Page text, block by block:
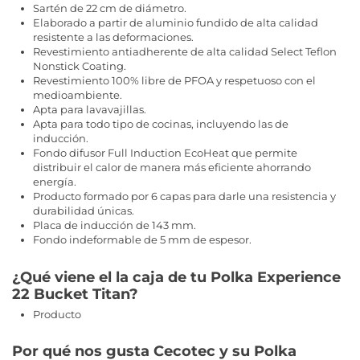
Sartén de 22 cm de diámetro.
Elaborado a partir de aluminio fundido de alta calidad
resistente a las deformaciones.
Revestimiento antiadherente de alta calidad Select Teflon
Nonstick Coating.
Revestimiento 100% libre de PFOA y respetuoso con el
medioambiente.
Apta para lavavajillas.
Apta para todo tipo de cocinas, incluyendo las de
inducción.
Fondo difusor Full Induction EcoHeat que permite
distribuir el calor de manera más eficiente ahorrando
energía.
Producto formado por 6 capas para darle una resistencia y
durabilidad únicas.
Placa de inducción de 143 mm.
Fondo indeformable de 5 mm de espesor.
¿Qué viene el la caja de tu Polka Experience
22 Bucket Titan?
Producto
Por qué nos gusta Cecotec y su Polka